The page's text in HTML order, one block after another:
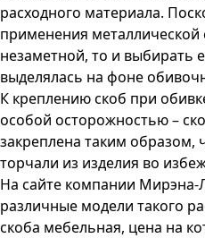
расходного материала.
применения металлической
незаметной, то и выбирать
выделялась на фоне
К креплению скоб при
особой осторожностью –
закреплена таким образом,
торчали из изделия во
На сайте компании Мирэна-
различные модели такого
скоба мебельная, цена на